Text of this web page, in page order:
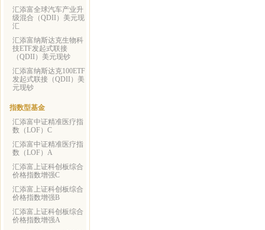
汇添富全球汽车产业升
级混合（QDII）美元现
汇
汇添富纳斯达克生物科
技ETF发起式联接
（QDII）美元现钞
汇添富纳斯达克100ETF
发起式联接（QDII）美
元现钞
指数型基金
汇添富中证精准医疗指
数（LOF）C
汇添富中证精准医疗指
数（LOF）A
汇添富上证科创板综合
价格指数增强C
汇添富上证科创板综合
价格指数增强B
汇添富上证科创板综合
价格指数增强A